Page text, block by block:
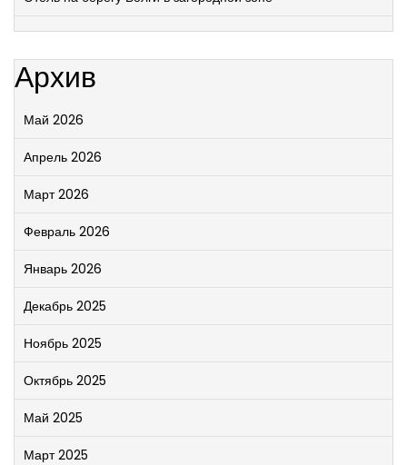
Архив
Май 2026
Апрель 2026
Март 2026
Февраль 2026
Январь 2026
Декабрь 2025
Ноябрь 2025
Октябрь 2025
Май 2025
Март 2025